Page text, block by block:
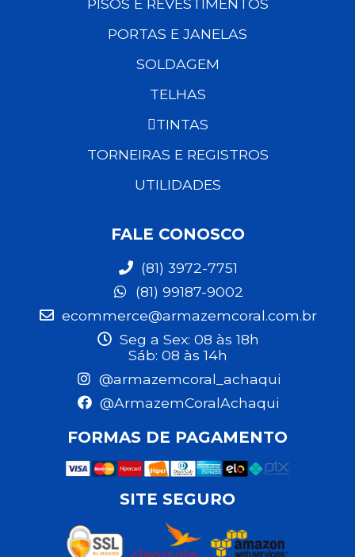
PISOS E REVESTIMENTOS
PORTAS E JANELAS
SOLDAGEM
TELHAS
TINTAS
TORNEIRAS E REGISTROS
UTILIDADES
FALE CONOSCO
(81) 3972-7751
(81) 99187-9002
ecommerce@armazemcoral.com.br
Seg a Sex: 08 às 18h
Sáb: 08 às 14h
@armazemcoral_achaqui
@ArmazemCoralAchaqui
FORMAS DE PAGAMENTO
SITE SEGURO